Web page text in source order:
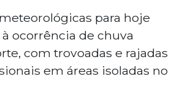
para hoje
ocorrência de chuva
com trovoadas e rajadas
em áreas isoladas no